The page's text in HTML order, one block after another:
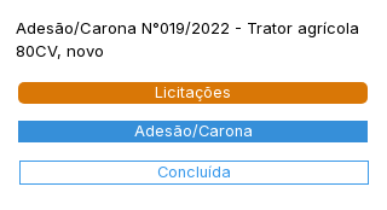
Adesão/Carona N°019/2022 - Trator agrícola
80CV, novo
Licitações
Adesão/Carona
Concluída